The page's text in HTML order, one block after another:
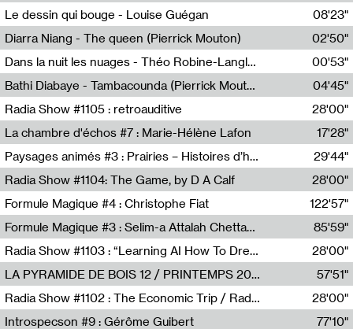
Pierrick Mouton
Le dessin qui bouge - Louise Guégan
Louise Guégan
08'23"
Diarra Niang - The queen (Pierrick Mouton)
Pierrick Mouton,Diarra Niang
02'50"
Dans la nuit les nuages - Théo Robine-Langlois
Théo Robine-Langlois,LD Beat
00'53"
Bathi Diabaye - Tambacounda (Pierrick Mouton)
Pierrick Mouton,Bathi Diabaye
04'45"
Radia Show #1105 : retroauditive
Soundart Radio
28'00"
La chambre d'échos #7 : Marie-Hélène Lafon
Revue Les Chambres,Marie-Hélène Lafon
17'28"
Paysages animés #3 : Prairies – Histoires d’herbes et d’humains
Anne Simon
29'44"
Radia Show #1104: The Game, by D A Calf
Radio One NZ
28'00"
Formule Magique #4 : Christophe Fiat
Nathalie Lacroix
122'57"
Formule Magique #3 : Selim-a Attalah Chettaoui
Nathalie Lacroix,Selim-a Attalah Chettaoui
85'59"
Radia Show #1103 : “Learning AI How To Dream” by Sebastian Dingens (Radio Campus Bruxelles)
Radio Campus Bruxelles
28'00"
LA PYRAMIDE DE BOIS 12 / PRINTEMPS 2026
Sammy Stein
57'51"
Radia Show #1102 : The Economic Trip / Radio Grenouille
Radio Grenouille
28'00"
Introspecson #9 : Gérôme Guibert
77'10"